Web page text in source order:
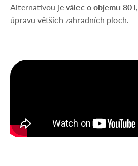
Alternativou jeválec o objemu 80 l,
úpravu větších zahradních ploch.